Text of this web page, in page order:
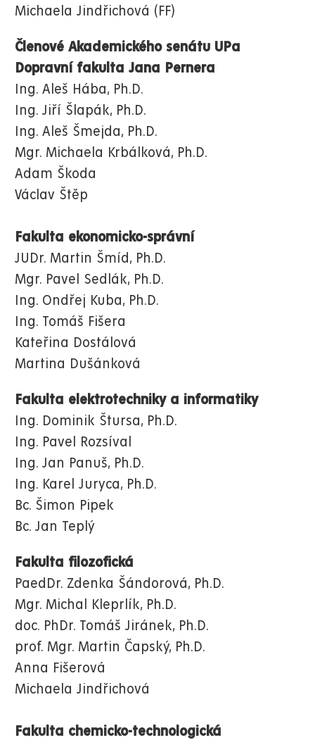
Michaela Jindřichová (FF)
Členové Akademického senátu UPa
Dopravní fakulta Jana Pernera
Ing. Aleš Hába, Ph.D.
Ing. Jiří Šlapák, Ph.D.
Ing. Aleš Šmejda, Ph.D.
Mgr. Michaela Krbálková, Ph.D.
Adam Škoda
Václav Štěp
Fakulta ekonomicko-správní
JUDr. Martin Šmíd, Ph.D.
Mgr. Pavel Sedlák, Ph.D.
Ing. Ondřej Kuba, Ph.D.
Ing. Tomáš Fišera
Kateřina Dostálová
Martina Dušánková
Fakulta elektrotechniky a informatiky
Ing. Dominik Štursa, Ph.D.
Ing. Pavel Rozsíval
Ing. Jan Panuš, Ph.D.
Ing. Karel Juryca, Ph.D.
Bc. Šimon Pipek
Bc. Jan Teplý
Fakulta filozofická
PaedDr. Zdenka Šándorová, Ph.D.
Mgr. Michal Kleprlík, Ph.D.
doc. PhDr. Tomáš Jiránek, Ph.D.
prof. Mgr. Martin Čapský, Ph.D.
Anna Fišerová
Michaela Jindřichová
Fakulta chemicko-technologická